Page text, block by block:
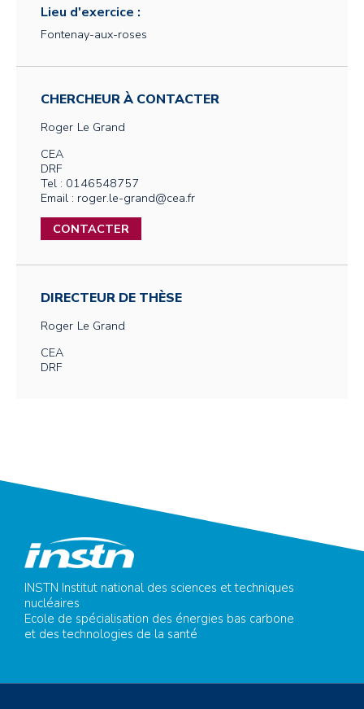
Lieu d'exercice :
Fontenay-aux-roses
CHERCHEUR À CONTACTER
Roger Le Grand
CEA
DRF
Tel : 0146548757
Email : roger.le-grand@cea.fr
CONTACTER
DIRECTEUR DE THÈSE
Roger Le Grand
CEA
DRF
INSTN Institut national des sciences et techniques
nucléaires
Ecole de spécialisation des énergies bas carbone
et des technologies de la santé